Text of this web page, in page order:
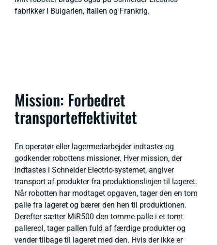
fabrikker i Bulgarien, Italien og Frankrig.
Mission: Forbedret
transporteffektivitet
En operatør eller lagermedarbejder indtaster og
godkender robottens missioner. Hver mission, der
indtastes i Schneider Electric-systemet, angiver
transport af produkter fra produktionslinjen til lageret.
Når robotten har modtaget opgaven, tager den en tom
palle fra lageret og bærer den hen til produktionen.
Derefter sætter MiR500 den tomme palle i et tomt
pallereol, tager pallen fuld af færdige produkter og
vender tilbage til lageret med den. Hvis der ikke er